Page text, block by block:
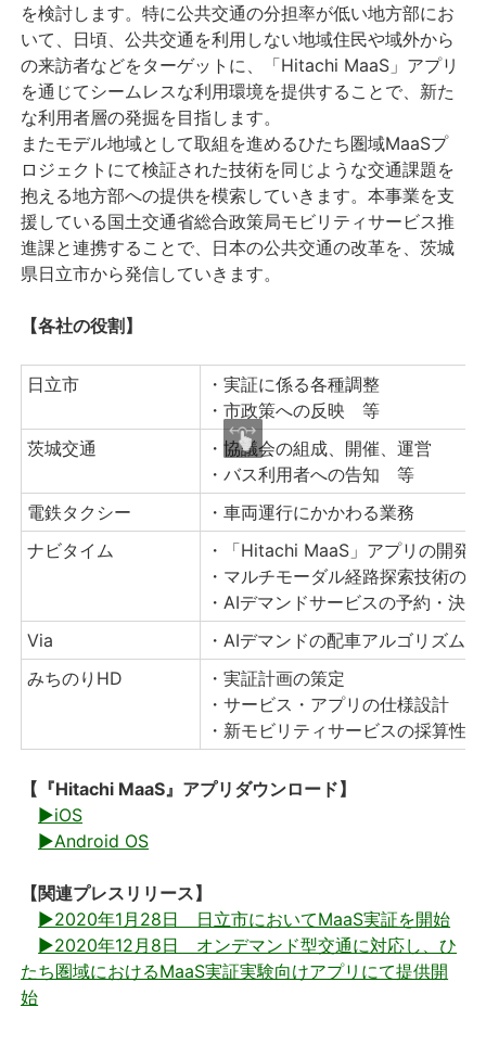
を検討します。特に公共交通の分担率が低い地方部にお
いて、日頃、公共交通を利用しない地域住民や域外から
の来訪者などをターゲットに、「Hitachi MaaS」アプリ
を通じてシームレスな利用環境を提供することで、新た
な利用者層の発掘を目指します。
またモデル地域として取組を進めるひたち圏域MaaSプ
ロジェクトにて検証された技術を同じような交通課題を
抱える地方部への提供を模索していきます。本事業を支
援している国土交通省総合政策局モビリティサービス推
進課と連携することで、日本の公共交通の改革を、茨城
県日立市から発信していきます。
【各社の役割】
日立市
・実証に係る各種調整
・市政策への反映 等
茨城交通
・協議会の組成、開催、運営
・バス利用者への告知 等
電鉄タクシー
・車両運行にかかわる業務
ナビタイム
・「Hitachi MaaS」アプリの開発
・マルチモーダル経路探索技術の
・AIデマンドサービスの予約・決
Via
・AIデマンドの配車アルゴリズム
みちのりHD
・実証計画の策定
・サービス・アプリの仕様設計
・新モビリティサービスの採算性
【『Hitachi MaaS』アプリダウンロード】
▶iOS
▶Android OS
【関連プレスリリース】
▶2020年1月28日 日立市においてMaaS実証を開始
▶2020年12月8日 オンデマンド型交通に対応し、ひ
たち圏域におけるMaaS実証実験向けアプリにて提供開
始